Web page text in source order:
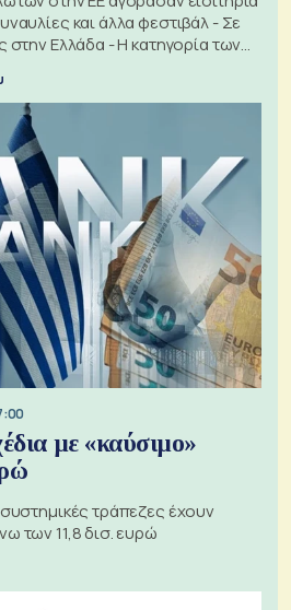
και άλλα φεστιβάλ - Σε
στην Ελλάδα - Η κατηγορία των
με «καύσιμο»
τράπεζες έχουν
των 11,8 δισ. ευρώ